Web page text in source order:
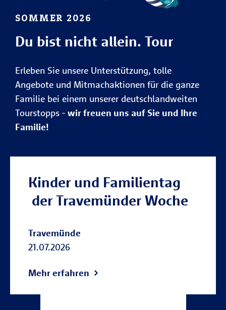
SOMMER 2026
Du bist nicht allein. Tour
Erleben Sie unsere Unterstützung, tolle
Angebote und Mitmachaktionen für die ganze
Familie bei einem unserer deutschlandweiten
Tourstopps - wir freuen uns auf Sie und Ihre
Familie!
Kinder und Familientag
der Travemünder Woche
Travemünde
21.07.2026
Mehr erfahren